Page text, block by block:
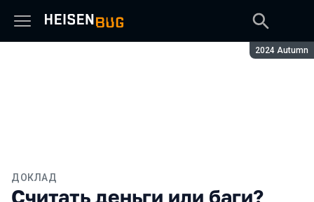
Сезон:
2024 Autumn
ДОКЛАД
Считать деньги или баги?